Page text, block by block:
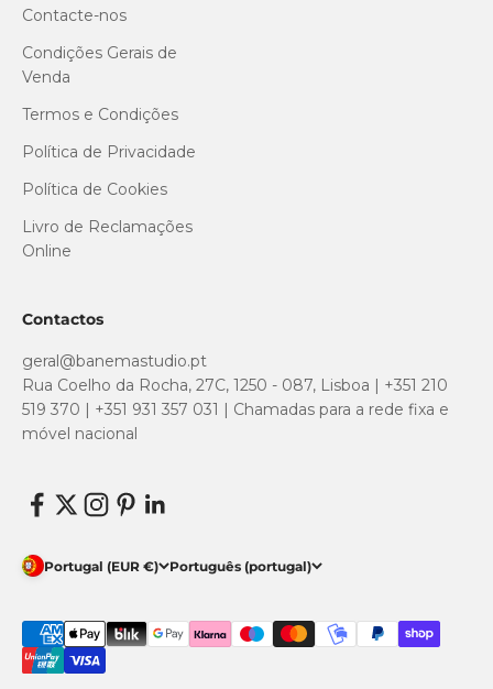
Contacte-nos
Condições Gerais de
Venda
Termos e Condições
Política de Privacidade
Política de Cookies
Livro de Reclamações
Online
Contactos
geral@banemastudio.pt
Rua Coelho da Rocha, 27C, 1250 - 087, Lisboa | +351 210
519 370 | +351 931 357 031 | Chamadas para a rede fixa e
móvel nacional
Portugal (EUR €) Português (portugal)